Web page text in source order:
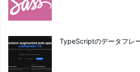
TypeScriptのデータフレ